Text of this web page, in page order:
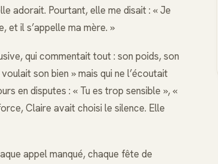
adorait. Pourtant, elle me disait : « Je
et il s’appelle ma mère. »
qui commentait tout : son poids, son
son bien » mais qui ne l’écoutait
en disputes : « Tu es trop sensible », «
Claire avait choisi le silence. Elle
appel manqué, chaque fête de